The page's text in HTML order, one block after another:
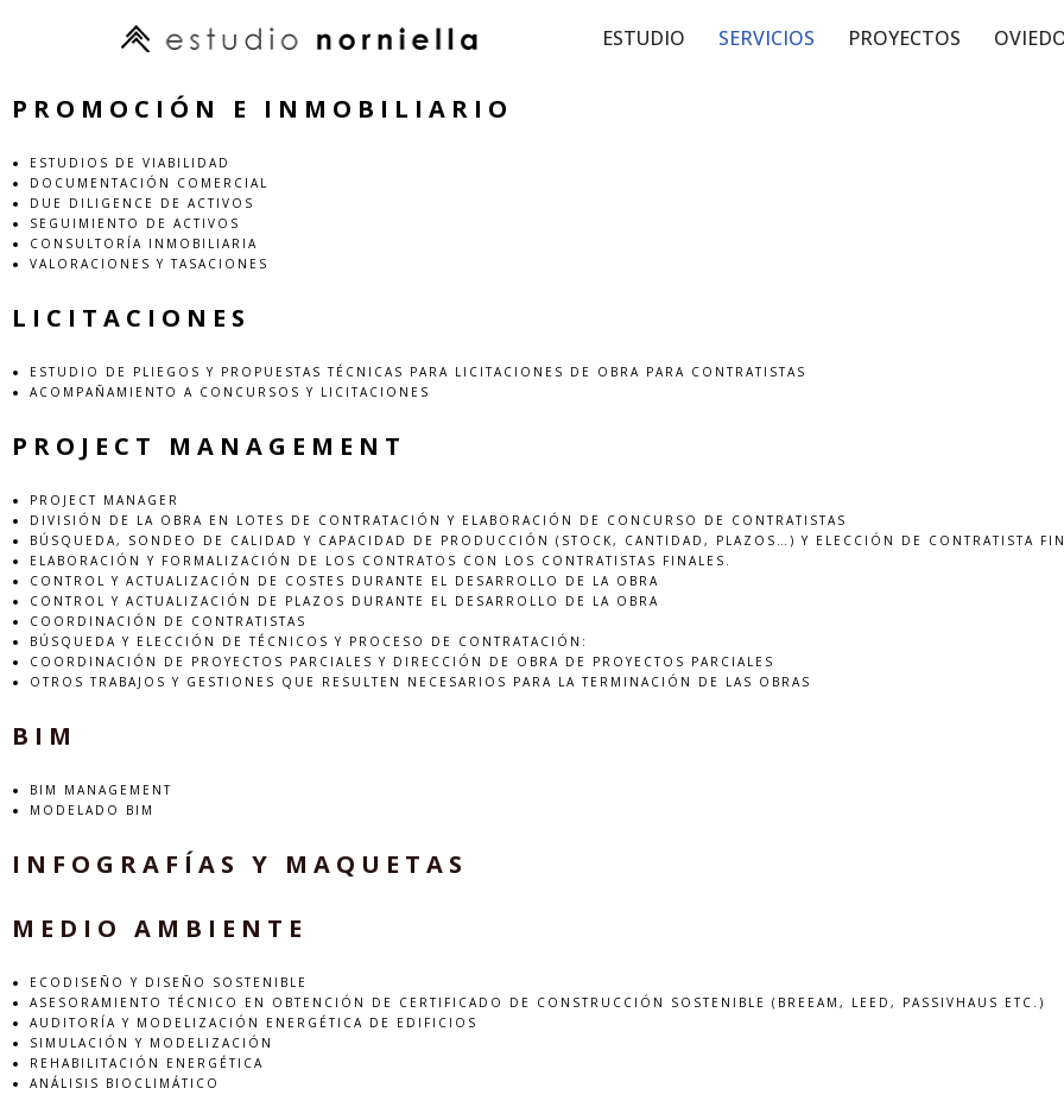
al
ESTUDIO SERVICIOS PROYECTOS
PROMOCIÓN E INMOBILIARIO
ESTUDIOS DE VIABILIDAD
DOCUMENTACIÓN COMERCIAL
DUE DILIGENCE DE ACTIVOS
SEGUIMIENTO DE ACTIVOS
CONSULTORÍA INMOBILIARIA
VALORACIONES Y TASACIONES
LICITACIONES
ESTUDIO DE PLIEGOS Y PROPUESTAS TÉCNICAS PARA LICITACIONES DE OBRA PARA CONTRATISTAS
ACOMPAÑAMIENTO A CONCURSOS Y LICITACIONES
PROJECT MANAGEMENT
PROJECT MANAGER
DIVISIÓN DE LA OBRA EN LOTES DE CONTRATACIÓN Y ELABORACIÓN DE CONCURSO DE CONTRATISTAS
BÚSQUEDA, SONDEO DE CALIDAD Y CAPACIDAD DE PRODUCCIÓN (STOCK, CANTIDAD, PLAZOS…) Y ELECCIÓN DE CONTRATISTA
ELABORACIÓN Y FORMALIZACIÓN DE LOS CONTRATOS CON LOS CONTRATISTAS FINALES.
CONTROL Y ACTUALIZACIÓN DE COSTES DURANTE EL DESARROLLO DE LA OBRA
CONTROL Y ACTUALIZACIÓN DE PLAZOS DURANTE EL DESARROLLO DE LA OBRA
COORDINACIÓN DE CONTRATISTAS
BÚSQUEDA Y ELECCIÓN DE TÉCNICOS Y PROCESO DE CONTRATACIÓN:
COORDINACIÓN DE PROYECTOS PARCIALES Y DIRECCIÓN DE OBRA DE PROYECTOS PARCIALES
OTROS TRABAJOS Y GESTIONES QUE RESULTEN NECESARIOS PARA LA TERMINACIÓN DE LAS OBRAS
BIM
BIM MANAGEMENT
MODELADO BIM
INFOGRAFÍAS Y MAQUETAS
MEDIO AMBIENTE
ECODISEÑO Y DISEÑO SOSTENIBLE
ASESORAMIENTO TÉCNICO EN OBTENCIÓN DE CERTIFICADO DE CONSTRUCCIÓN SOSTENIBLE (BREEAM, LEED, PASSIVHAUS ETC.)
AUDITORÍA Y MODELIZACIÓN ENERGÉTICA DE EDIFICIOS
SIMULACIÓN Y MODELIZACIÓN
REHABILITACIÓN ENERGÉTICA
ANÁLISIS BIOCLIMÁTICO